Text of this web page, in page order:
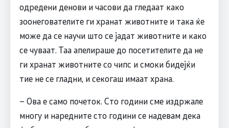
одредени денови и часови да гледаат како
зоонегователите ги хранат животните и така ќе
може да се научи што се јадат животните и како
се чуваат. Таа апелираше до посетителите да не
ги хранат животните со чипс и смоки бидејќи
тие не се гладни, и секогаш имаат храна.
– Ова е само почеток. Сто години сме издржале
многу и наредните сто години се надевам дека